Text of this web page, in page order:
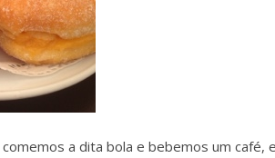
a dita bola e bebemos um café,